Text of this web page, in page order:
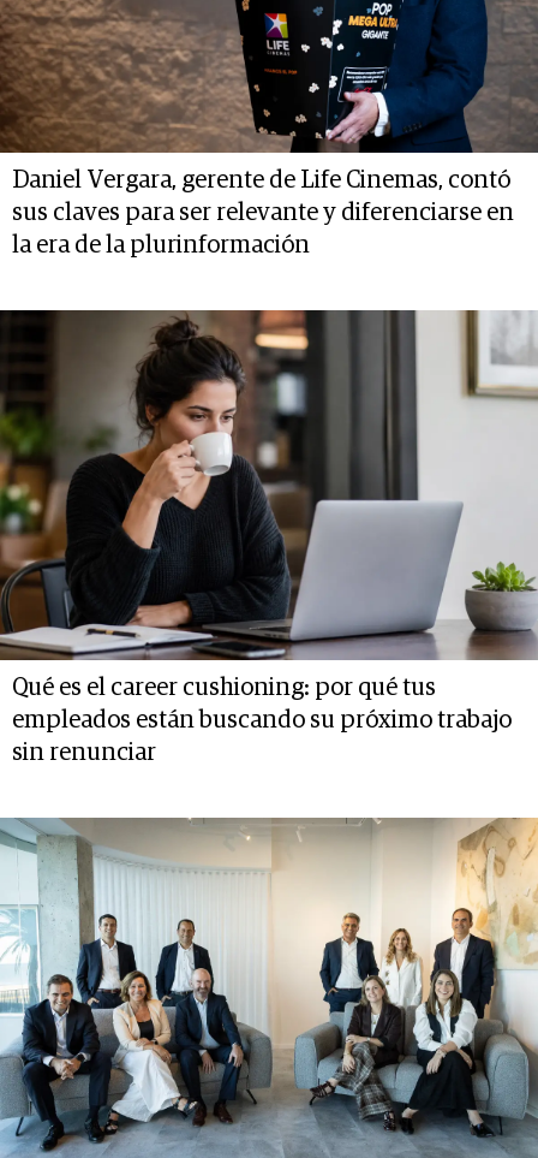
Daniel Vergara, gerente de Life Cinemas, contó
sus claves para ser relevante y diferenciarse en
la era de la plurinformación
Qué es el career cushioning: por qué tus
empleados están buscando su próximo trabajo
sin renunciar